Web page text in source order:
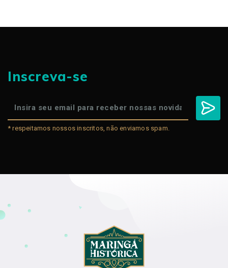
Inscreva-se
* respeitamos nossos inscritos, não enviamos spam.